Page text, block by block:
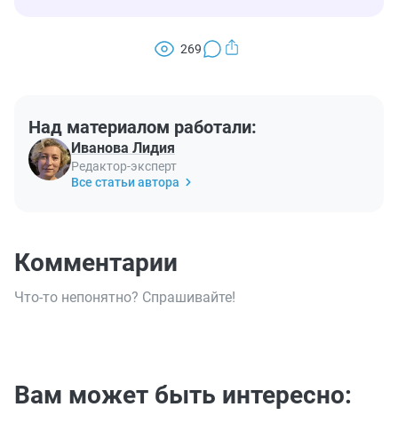
269
Над материалом работали:
Иванова Лидия
Редактор-эксперт
Все статьи автора
Комментарии
Что-то непонятно? Спрашивайте!
Вам может быть интересно: